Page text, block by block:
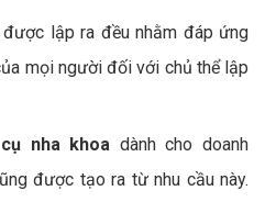
lập ra đều nhằm đáp ứng
mọi người đối với chủ thể lập
nha khoa dành cho doanh
được tạo ra từ nhu cầu này.